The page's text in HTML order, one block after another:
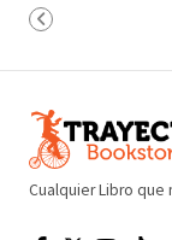
Cualquier Libro que